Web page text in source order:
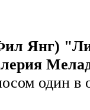
Янг)
один в